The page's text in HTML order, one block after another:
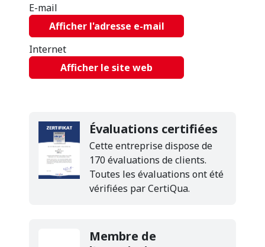
E-mail
Afficher l'adresse e-mail
Internet
Afficher le site web
Évaluations certifiées
Cette entreprise dispose de
170 évaluations de clients.
Toutes les évaluations ont été
vérifiées par CertiQua.
Membre de